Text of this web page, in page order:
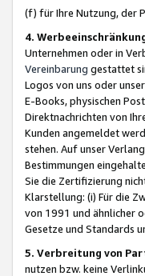
(f) für Ihre Nutzung, der
4.
Unternehmen oder in
Vereinbarung gestattet
Logos von uns oder
E-Books, physischen
Direktnachrichten von
Kunden angemeldet
stehen. Auf unser
Bestimmungen
Sie die Zertifizierung
Klarstellung: (i) Für die
von 1991 und ähnlicher
Gesetze und Standards
5. Verbreitung von
nutzen bzw. keine